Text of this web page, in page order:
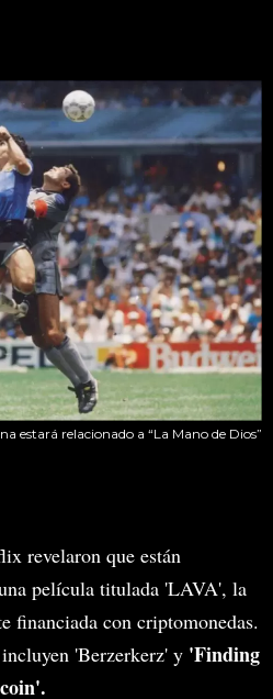
estará relacionado a “La Mano de Dios”
revelaron que están
película titulada 'LAVA', la
financiada con criptomonedas.
'Berzerkerz' y 'Finding